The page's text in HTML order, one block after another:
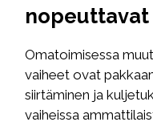
nopeuttavat
Omatoimisessa
vaiheet ovat
siirtäminen ja
vaiheissa